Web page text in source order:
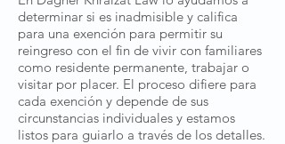
determinar si es inadmisible y califica
para una exención para permitir su
reingreso con el fin de vivir con familiares
como residente permanente, trabajar o
visitar por placer. El proceso difiere para
cada exención y depende de sus
circunstancias individuales y estamos
listos para guiarlo a través de los detalles.